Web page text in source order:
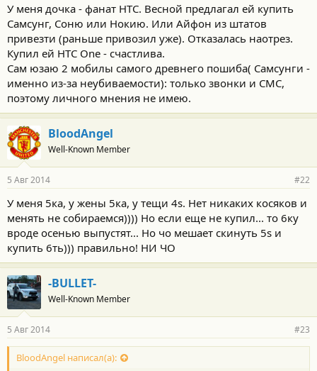
У меня дочка - фанат НТС. Весной предлагал ей купить
Самсунг, Соню или Нокию. Или Айфон из штатов
привезти (раньше привозил уже). Отказалась наотрез.
Купил ей НТС One - счастлива.
Сам юзаю 2 мобилы самого древнего пошиба( Самсунги -
именно из-за неубиваемости): только звонки и СМС,
поэтому личного мнения не имею.
BloodAngel
Well-Known Member
5 Авг 2014 #22
У меня 5ка, у жены 5ка, у тещи 4s. Нет никаких косяков и
менять не собираемся)))) Но если еще не купил... то 6ку
вроде осенью выпустят... Но чо мешает скинуть 5s и
купить 6ть))) правильно! НИ ЧО
-BULLET-
Well-Known Member
5 Авг 2014 #23
BloodAngel написал(а):